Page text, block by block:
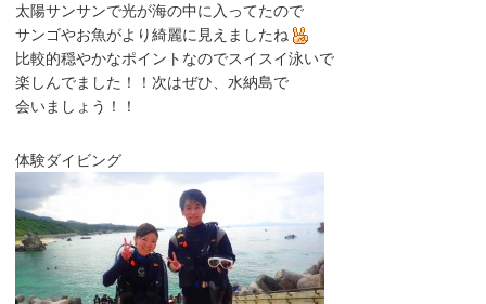
太陽サンサンで光が海の中に入ってたので
サンゴやお魚がより綺麗に見えましたね
比較的穏やかなポイントなのでスイスイ泳いで
楽しんでました！！次はぜひ、水納島で
会いましょう！！
体験ダイビング